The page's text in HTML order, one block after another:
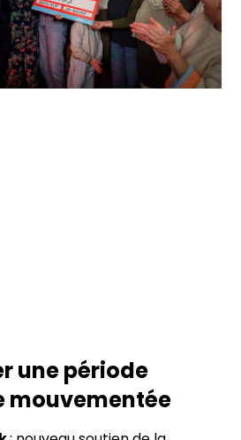
une période
mouvementée